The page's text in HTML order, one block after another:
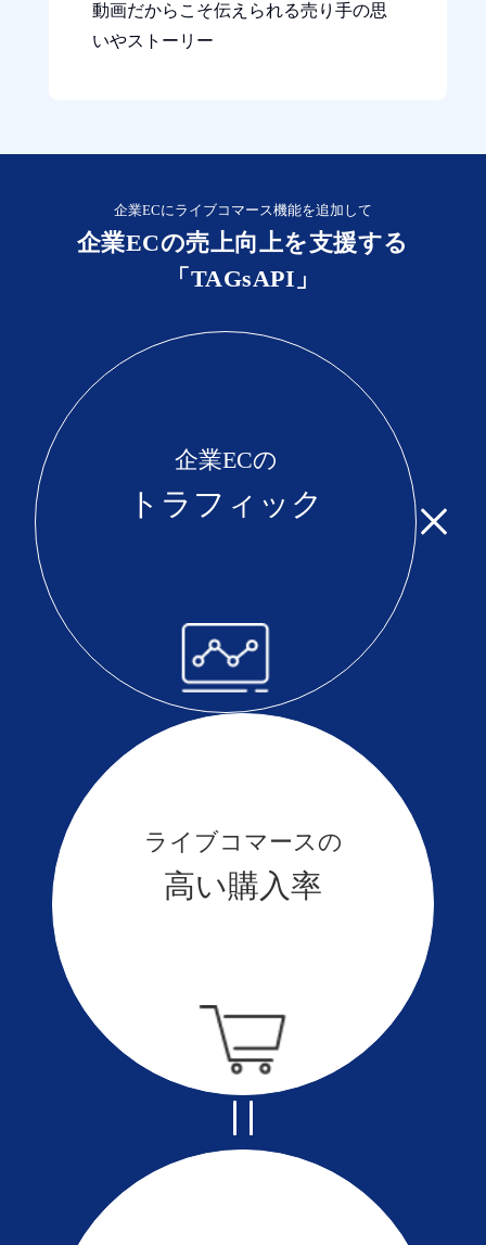
動画だからこそ伝えられる売り手の思
いやストーリー
企業ECにライブコマース機能を追加して
企業ECの売上向上を支援する
「TAGsAPI」
企業ECの
トラフィック
ライブコマースの
高い購入率